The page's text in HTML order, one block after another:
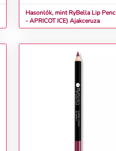
Hasonlók, mint RyBella Lip
- APRICOT ICE) Ajakceruza